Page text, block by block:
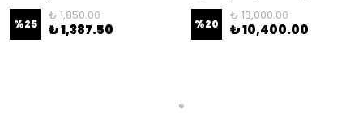
%25
₺ 1,850.00
₺ 1,387.50 %20
₺ 13,000.00
₺ 10,400.00